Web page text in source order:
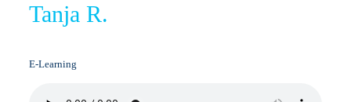
Tanja R.
E-Learning